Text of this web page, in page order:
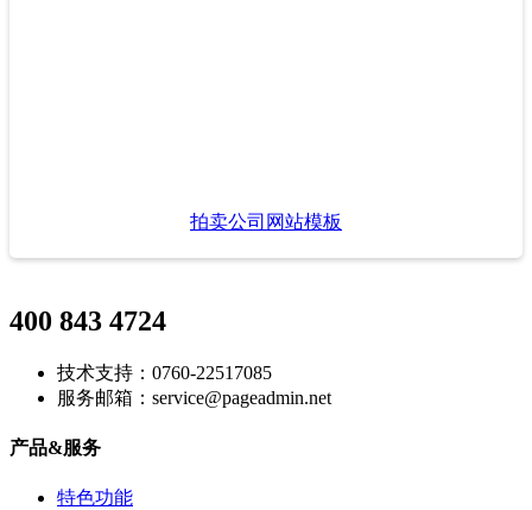
拍卖公司网站模板
400 843 4724
技术支持：0760-22517085
服务邮箱：service@pageadmin.net
产品&服务
特色功能